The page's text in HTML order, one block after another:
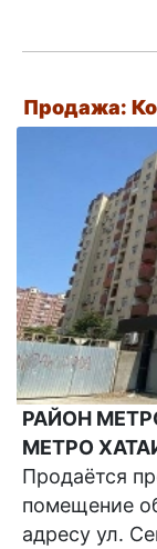
Продажа:
РАЙОН
МЕТРО
Продаётся
помещение
адресу ул.